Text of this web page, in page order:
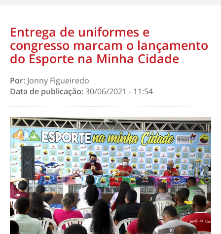
Entrega de uniformes e
congresso marcam o lançamento
do Esporte na Minha Cidade
Por: Jonny Figueiredo
Data de publicação:30/06/2021 - 11:54